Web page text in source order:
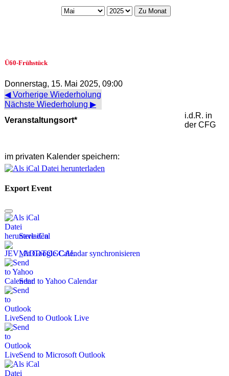
Zu Monat
Ü60-Frühstück
Donnerstag, 15. Mai 2025, 09:00
◀ Vorherige Wiederholung
Nächste Wiederholung ▶
Veranstaltungsort*
i.d.R. in
der CFG
im privaten Kalender speichern:
Export Event
Save iCal
Mit Google Calendar synchronisieren
Send to Yahoo Calendar
Send to Outlook Live
Send to Microsoft Outlook